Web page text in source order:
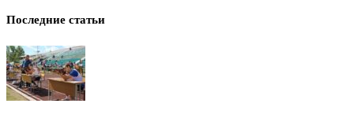
Последние статьи